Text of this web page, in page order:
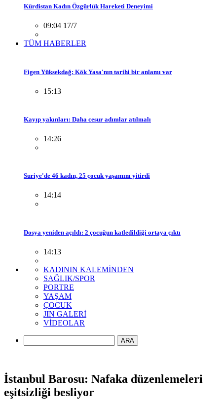
Kürdistan Kadın Özgürlük Hareketi Deneyimi
09:04 17/7
TÜM HABERLER
Figen Yüksekdağ: Kök Yasa'nın tarihi bir anlamı var
15:13
Kayıp yakınları: Daha cesur adımlar atılmalı
14:26
Suriye'de 46 kadın, 25 çocuk yaşamını yitirdi
14:14
Dosya yeniden açıldı: 2 çocuğun katledildiği ortaya çıktı
14:13
KADININ KALEMİNDEN
SAĞLIK/SPOR
PORTRE
YAŞAM
ÇOCUK
JIN GALERİ
VİDEOLAR
ARA
İstanbul Barosu: Nafaka düzenlemeleri
eşitsizliği besliyor